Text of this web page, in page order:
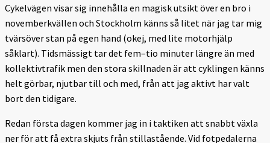
Cykelvägen visar sig innehålla en magisk utsikt över en bro i
novemberkvällen och Stockholm känns så litet när jag tar mig
tvärsöver stan på egen hand (okej, med lite motorhjälp
såklart). Tidsmässigt tar det fem–tio minuter längre än med
kollektivtrafik men den stora skillnaden är att cyklingen känns
helt görbar, njutbar till och med, från att jag aktivt har valt
bort den tidigare.
Redan första dagen kommer jag in i taktiken att snabbt växla
ner för att få extra skjuts från stillastående. Vid fotpedalerna